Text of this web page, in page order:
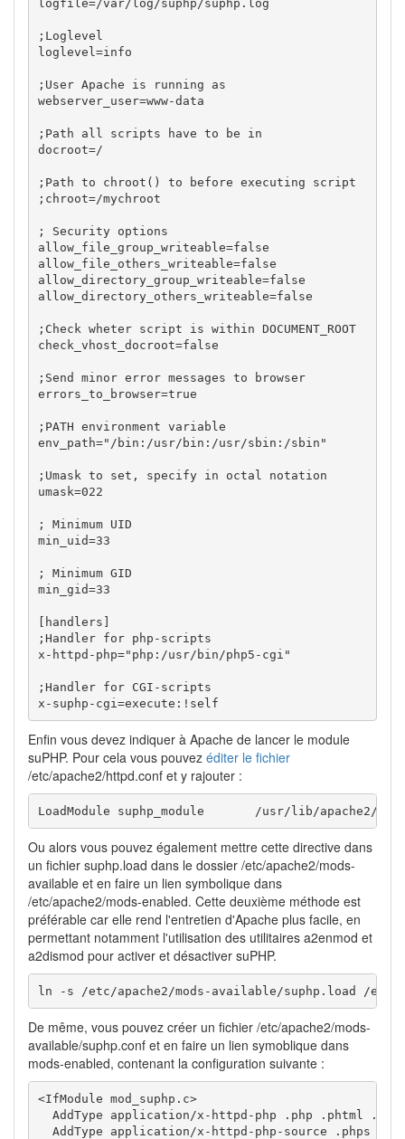
logfile=/var/log/suphp/suphp.log
;Loglevel
loglevel=info
;User Apache is running as
webserver_user=www-data
;Path all scripts have to be in
docroot=/
;Path to chroot() to before executing script
;chroot=/mychroot
; Security options
allow_file_group_writeable=false
allow_file_others_writeable=false
allow_directory_group_writeable=false
allow_directory_others_writeable=false
;Check wheter script is within DOCUMENT_ROOT
check_vhost_docroot=false
;Send minor error messages to browser
errors_to_browser=true
;PATH environment variable
env_path="/bin:/usr/bin:/usr/sbin:/sbin"
;Umask to set, specify in octal notation
umask=022
; Minimum UID
min_uid=33
; Minimum GID
min_gid=33
[handlers]
;Handler for php-scripts
x-httpd-php="php:/usr/bin/php5-cgi"
;Handler for CGI-scripts
x-suphp-cgi=execute:!self
Enfin vous devez indiquer à Apache de lancer le module
suPHP. Pour cela vous pouvez éditer le fichier
/etc/apache2/httpd.conf et y rajouter :
LoadModule suphp_module       /usr/lib/apache2/
Ou alors vous pouvez également mettre cette directive dans
un fichier suphp.load dans le dossier /etc/apache2/mods-
available et en faire un lien symbolique dans
/etc/apache2/mods-enabled. Cette deuxième méthode est
préférable car elle rend l'entretien d'Apache plus facile, en
permettant notamment l'utilisation des utilitaires a2enmod et
a2dismod pour activer et désactiver suPHP.
ln -s /etc/apache2/mods-available/suphp.load /etc/
De même, vous pouvez créer un fichier /etc/apache2/mods-
available/suphp.conf et en faire un lien symoblique dans
mods-enabled, contenant la configuration suivante :
<IfModule mod_suphp.c>
AddType application/x-httpd-php .php .phtml
  AddType application/x-httpd-php-source .phps